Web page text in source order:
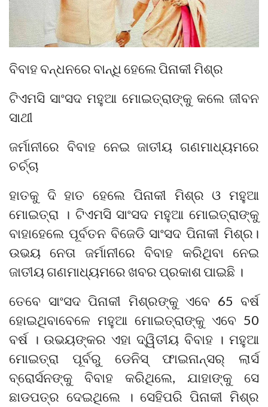
ବିବାହ ବନ୍ଧନରେ ବାନ୍ଧି ହେଲେ ପିନାକୀ ମିଶ୍ର
ଟିଏମସି ସାଂସଦ ମହୁଆ ମୋଇତ୍ରାଙ୍କୁ କଲେ ଜୀବନ
ସାଥୀ
ଜର୍ମାନୀରେ ବିବାହ ନେଇ ଜାତୀୟ ଗଣମାଧ୍ୟମରେ
ଚର୍ଚ୍ଚା
ହାତକୁ ଦି ହାତ ହେଲେ ପିନାକୀ ମିଶ୍ର ଓ ମହୁଆ
ମୋଇତ୍ରା । ଟିଏମସି ସାଂସଦ ମହୁଆ ମୋଇତ୍ରାଙ୍କୁ
ବାହାହେଲେ ପୂର୍ବତନ ବିଜେଡି ସାଂସଦ ପିନାକୀ ମିଶ୍ର।
ଉଭୟ ନେତା ଜର୍ମାନୀରେ ବିବାହ କରିଥିବା ନେଇ
ଜାତୀୟ ଗଣମାଧ୍ୟମରେ ଖବର ପ୍ରକାଶ ପାଇଛି ।
ତେବେ ସାଂସଦ ପିନାକୀ ମିଶ୍ରଙ୍କୁ ଏବେ 65 ବର୍ଷ
ହୋଇଥିବାବେଳେ ମହୁଆ ମୋଇତ୍ରାଙ୍କୁ ଏବେ 50
ବର୍ଷ । ଉଭୟଙ୍କର ଏହା ଦ୍ୱିତୀୟ ବିବାହ । ମହୁଆ
ମୋଇତ୍ରା ପୂର୍ବରୁ ଡେନିସ୍ ଫାଇନାନ୍ସର୍ ଲାର୍ସ
ବ୍ରୋର୍ସନଙ୍କୁ ବିବାହ କରିଥିଲେ, ଯାହାଙ୍କୁ ସେ
ଛାଡପତ୍ର ଦେଇଥିଲେ । ସେହିପରି ପିନାକୀ ମିଶ୍ର